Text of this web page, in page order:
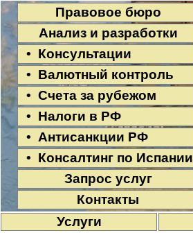
Правовое бюро
Анализ и разработки
• Консультации
• Валютный контроль
• Счета за рубежом
• Налоги в РФ
• Антисанкции РФ
• Консалтинг по Испании
Запрос услуг
Контакты
Услуги